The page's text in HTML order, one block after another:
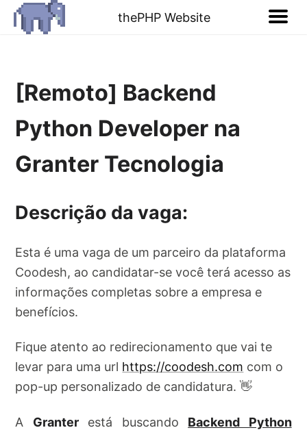
thePHP Website
[Remoto] Backend
Python Developer na
Granter Tecnologia
Descrição da vaga:
Esta é uma vaga de um parceiro da plataforma
Coodesh, ao candidatar-se você terá acesso as
informações completas sobre a empresa e
benefícios.
Fique atento ao redirecionamento que vai te
levar para uma url https://coodesh.com com o
pop-up personalizado de candidatura. 👋
A Granterestá buscando Backend Python